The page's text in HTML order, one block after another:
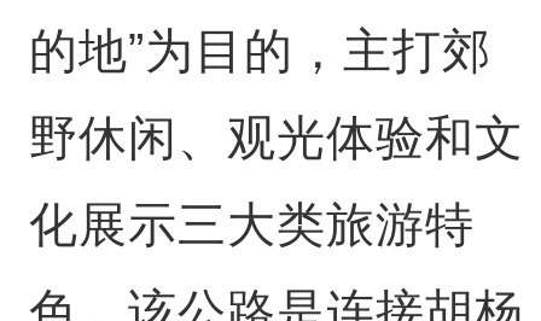
的地”为目的，主打郊
野休闲、观光体验和文
化展示三大类旅游特